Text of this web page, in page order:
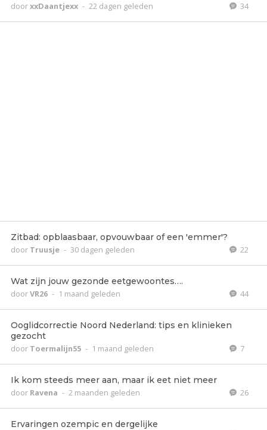
doorxxDaantjexx - 22 dagen geleden 34
Zitbad: opblaasbaar, opvouwbaar of een 'emmer'?
door Truusje - 30 dagen geleden 22
Wat zijn jouw gezonde eetgewoontes….
doorVR26 - 1 maand geleden 44
Ooglidcorrectie Noord Nederland: tips en klinieken
gezocht
door Toermalijn55 - 1 maand geleden 7
Ik kom steeds meer aan, maar ik eet niet meer
door Ravena - 2 maanden geleden 26
Ervaringen ozempic en dergelijke